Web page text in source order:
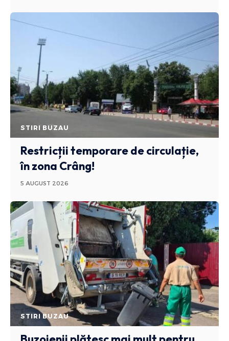
STIRI BUZAU
Restricții temporare de circulație,
în zona Crâng!
5 AUGUST 2026
STIRI BUZAU